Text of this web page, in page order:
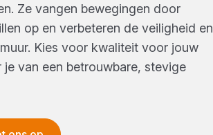
Ze vangen bewegingen door
op en verbeteren de veiligheid en
Kies voor kwaliteit voor jouw
van een betrouwbare, stevige